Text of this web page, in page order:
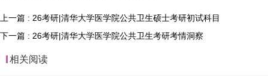
上一篇 : 26考研|清华大学医学院公共卫生硕士考研初试科目
下一篇 : 26考研|清华大学医学院公共卫生考研考情洞察
相关阅读